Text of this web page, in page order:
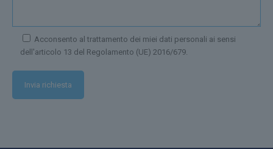
Acconsento al trattamento dei miei dati personali ai sensi
dell'articolo 13 del Regolamento (UE) 2016/679.